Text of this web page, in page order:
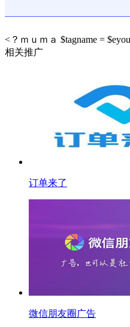
<？ｍｕｍａ $tagname =
相关推广
订单来了
微信朋友圈广告